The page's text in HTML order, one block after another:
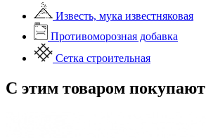
Известь, мука известняковая
Противоморозная добавка
Сетка строительная
С этим товаром покупают